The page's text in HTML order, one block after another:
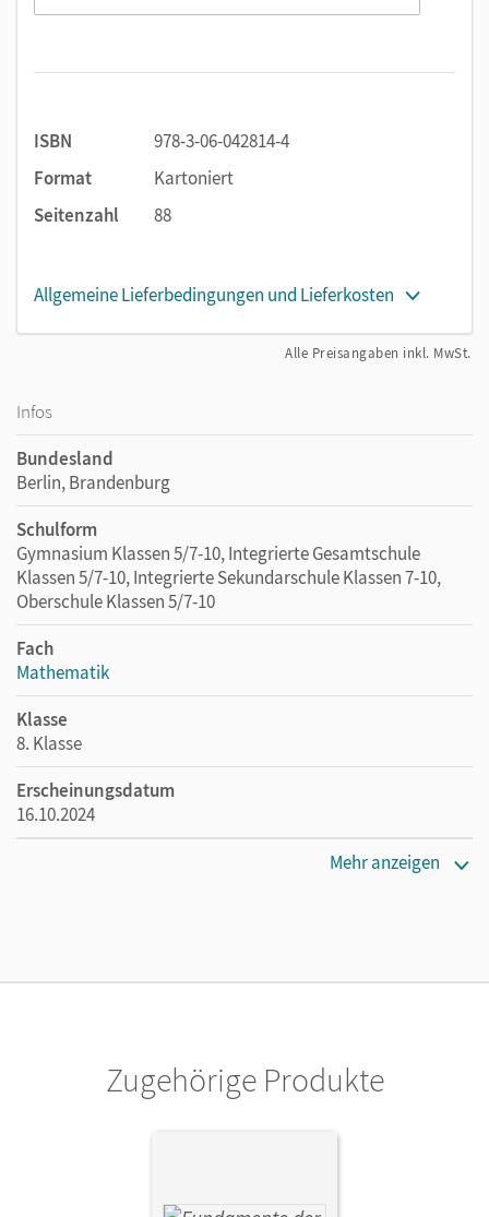
ISBN
978-3-06-042814-4
Format
Kartoniert
Seitenzahl
88
Allgemeine Lieferbedingungen und Lieferkosten
Alle Preisangaben inkl. MwSt.
Infos
Bundesland
Berlin, Brandenburg
Schulform
Gymnasium Klassen 5/7-10, Integrierte Gesamtschule
Klassen 5/7-10, Integrierte Sekundarschule Klassen 7-10,
Oberschule Klassen 5/7-10
Fach
Mathematik
Klasse
8. Klasse
Erscheinungsdatum
16.10.2024
Mehr anzeigen
Zugehörige Produkte